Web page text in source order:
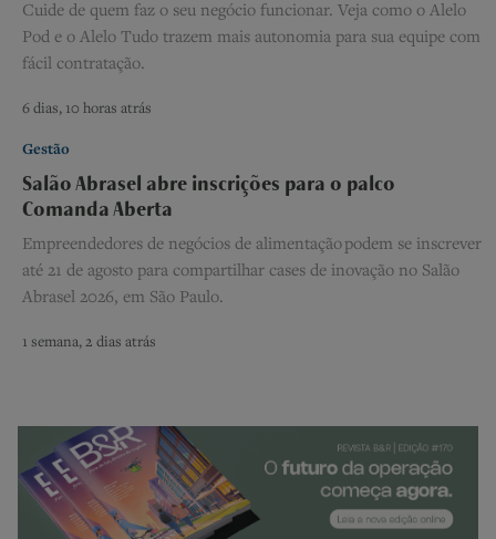
Cuide de quem faz o seu negócio funcionar. Veja como o Alelo
Pod e o Alelo Tudo trazem mais autonomia para sua equipe com
fácil contratação.
6 dias, 10 horas atrás
Gestão
Salão Abrasel abre inscrições para o palco
Comanda Aberta
Empreendedores de negócios de alimentação podem se inscrever
até 21 de agosto para compartilhar cases de inovação no Salão
Abrasel 2026, em São Paulo.
1 semana, 2 dias atrás